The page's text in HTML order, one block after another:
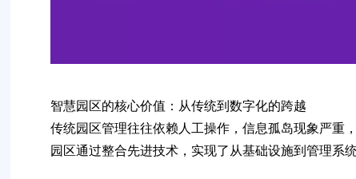
智慧园区的核心价值：从传统到数字化的跨越
传统园区管理往往依赖人工操作，信息孤岛现象严重
园区通过整合先进技术，实现了从基础设施到管理系